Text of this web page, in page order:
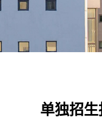
单独招